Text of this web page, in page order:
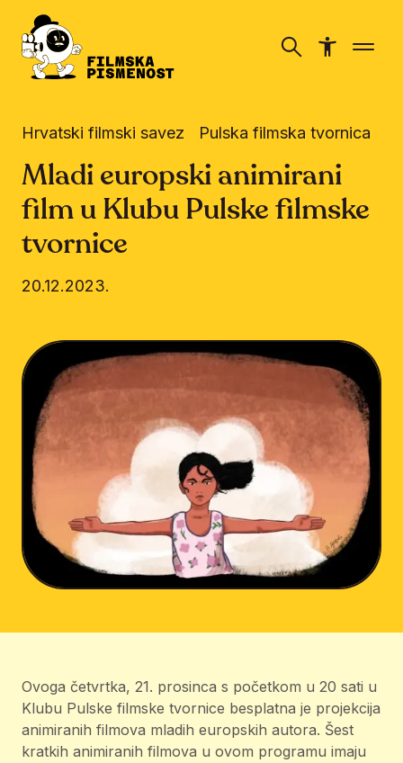
Hrvatski filmski savez Pulska filmska tvornica
Mladi europski animirani
film u Klubu Pulske filmske
tvornice
20.12.2023.
Ovoga četvrtka, 21. prosinca s početkom u 20 sati u
Klubu Pulske filmske tvornice besplatna je projekcija
animiranih filmova mladih europskih autora. Šest
kratkih animiranih filmova u ovom programu imaju